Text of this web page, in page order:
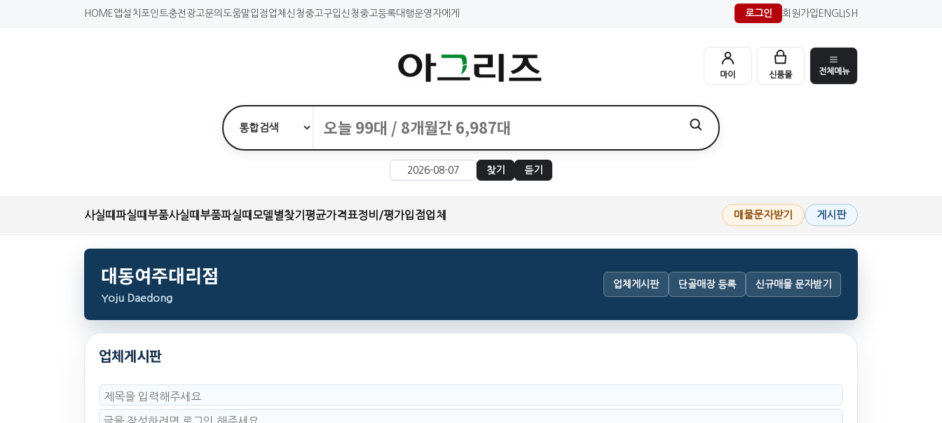
HOME 앱설치 포인트충전 광고문의 도움말입점업체신청중고구입신청중고등록대행운영자에게 로그인 회원가입 ENGLISH
찾기 듣기
마이 신품몰 전체메뉴
사실때파실때 부품사실때 부품파실때 모델별찾기 평균가격표정비/평가입점업체 매물문자받기 게시판
대동여주대리점
Yoju Daedong
업체게시판 단골매장 등록 신규매물 문자받기
업체게시판